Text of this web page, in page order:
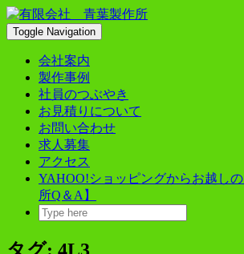
Skip
to
content
Toggle Navigation
会社案内
製作事例
社員のつぶやき
お見積りについて
お問い合わせ
求人募集
アクセス
YAHOO!ショッピングからお越し
所Q＆A】